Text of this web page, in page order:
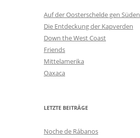
Auf der Oosterschelde gen Süden
Die Entdeckung der Kapverden
Down the West Coast
Friends
Mittelamerika
Oaxaca
LETZTE BEITRÄGE
Noche de Rábanos